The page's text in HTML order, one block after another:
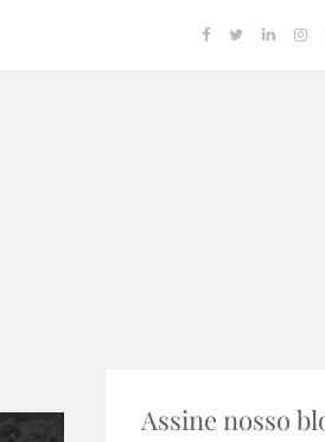
Facebook
Twitter
Assine nosso